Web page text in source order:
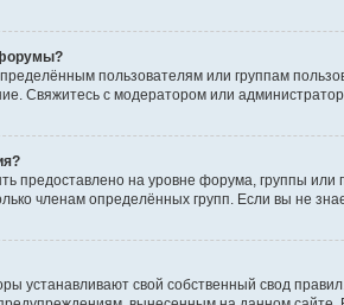
пользователям или группам
Свяжитесь с модератором или
предоставлено на уровне форума, группы
членам определённых групп. Если вы не
устанавливают свой собственный свод